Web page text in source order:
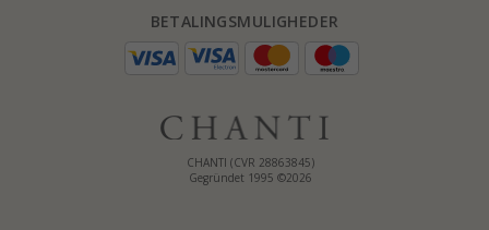
CHANTI (CVR 28863845)
Gegründet 1995 ©2026
BETALINGSMULIGHEDER